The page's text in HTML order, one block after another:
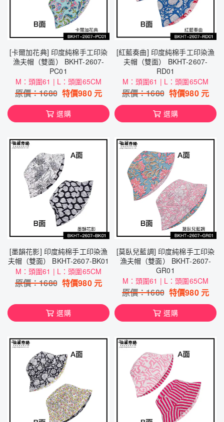
[卡爾加花典] 印度純棉手工印染
漁夫帽（雙面） BKHT-2607-
PC01
M：頭圍61 | L：頭圍65CM
原價：1680 特價980元
選購
[紅藍奏曲] 印度純棉手工印染漁
夫帽（雙面） BKHT-2607-
RD01
M：頭圍61 | L：頭圍65CM
原價：1680 特價980元
選購
[墨韻花影] 印度純棉手工印染漁
夫帽（雙面） BKHT-2607-BK01
M：頭圍61 | L：頭圍65CM
原價：1680 特價980元
選購
[莫臥兒藍調] 印度純棉手工印染
漁夫帽（雙面） BKHT-2607-
GR01
M：頭圍61 | L：頭圍65CM
原價：1680 特價980元
選購